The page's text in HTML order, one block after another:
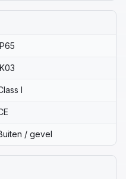
I
/ gevel